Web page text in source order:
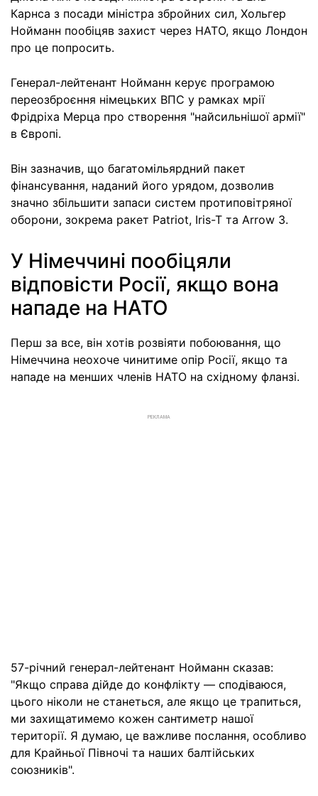
Карнса з посади міністра збройних сил, Хольгер
Нойманн пообіцяв захист через НАТО, якщо Лондон
про це попросить.
Генерал-лейтенант Нойманн керує програмою
переозброєння німецьких ВПС у рамках мрії
Фрідріха Мерца про створення "найсильнішої армії"
в Європі.
Він зазначив, що багатомільярдний пакет
фінансування, наданий його урядом, дозволив
значно збільшити запаси систем протиповітряної
оборони, зокрема ракет Patriot, Iris-T та Arrow 3.
У Німеччині пообіцяли
відповісти Росії, якщо вона
нападе на НАТО
Перш за все, він хотів розвіяти побоювання, що
Німеччина неохоче чинитиме опір Росії, якщо та
нападе на менших членів НАТО на східному фланзі.
РЕКЛАМА
57-річний генерал-лейтенант Нойманн сказав:
"Якщо справа дійде до конфлікту — сподіваюся,
цього ніколи не станеться, але якщо це трапиться,
ми захищатимемо кожен сантиметр нашої
території. Я думаю, це важливе послання, особливо
для Крайньої Півночі та наших балтійських
союзників".